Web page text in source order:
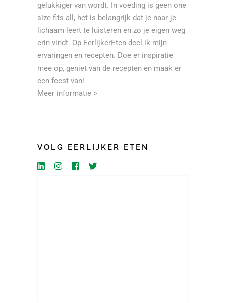
gelukkiger van wordt. In voeding is geen one
size fits all, het is belangrijk dat je naar je
lichaam leert te luisteren en zo je eigen weg
erin vindt. Op EerlijkerEten deel ik mijn
ervaringen en recepten. Doe er inspiratie
mee op, geniet van de recepten en maak er
een feest van!
Meer informatie >
VOLG EERLIJKER ETEN